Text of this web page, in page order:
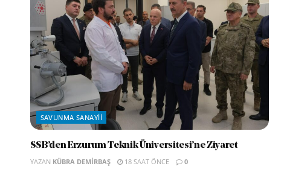
SAVUNMA SANAYII
SSB’den Erzurum Teknik Üniversitesi’ne Ziyaret
YAZAN KÜBRA DEMIRBAŞ 18 SAAT ÖNCE 0